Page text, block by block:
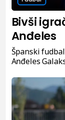
Bivši
Anđeles
Španski
Anđeles